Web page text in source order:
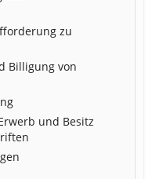
zu
Billigung von
und Besitz